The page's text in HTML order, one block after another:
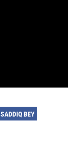
SADDIQ BEY